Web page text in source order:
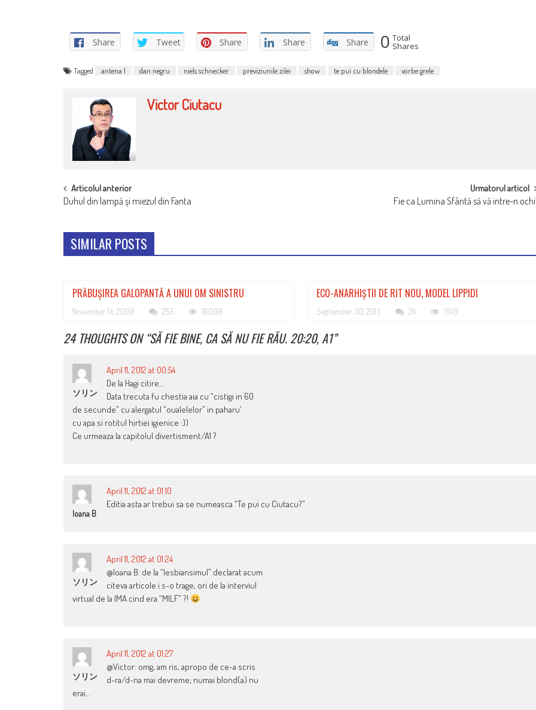
Share Tweet Share Share Share 0 Total
Shares
Tagged antena 1 dan negru niels schnecker previziunile zilei show te pui cu blondele vorbe grele
Victor Ciutacu
POST
NAVIGATION
Articolul anterior
Duhul din lampă şi miezul din Fanta
Urmatorul articol
Fie ca Lumina Sfântă să vă intre-n
SIMILAR POSTS
PRĂBUȘIREA GALOPANTĂ A UNUI OM SINISTRU
November 14, 2009 253 16098
ECO-ANARHIȘTII DE RIT NOU, MODEL LIPPIDI
September 30, 2013 24 3149
24 THOUGHTS ON “SĂ FIE BINE, CA SĂ NU FIE RĂU. 20:20, A1”
ソリン
April 11, 2012 at 00:54
De la Hagi citire…
Data trecuta fu chestia aia cu “cistigi in 60
de secunde” cu alergatul “oualelelor” in paharu’
cu apa si rotitul hirtiei igienice :))
Ce urmeaza la capitolul divertisment/A1 ?
Ioana B
April 11, 2012 at 01:10
Editia asta ar trebui sa se numeasca “Te pui cu Ciutacu?”
ソリン
April 11, 2012 at 01:24
@Ioana B: de la “lesbiansimul” declarat acum
citeva articole i s-o trage, ori de la interviul
virtual de la IMA cind era “MILF” ?!
ソリン
April 11, 2012 at 01:27
@Victor: omg, am ris, apropo de ce-a scris
d-ra/d-na mai devreme; numai blond(a) nu
erai…